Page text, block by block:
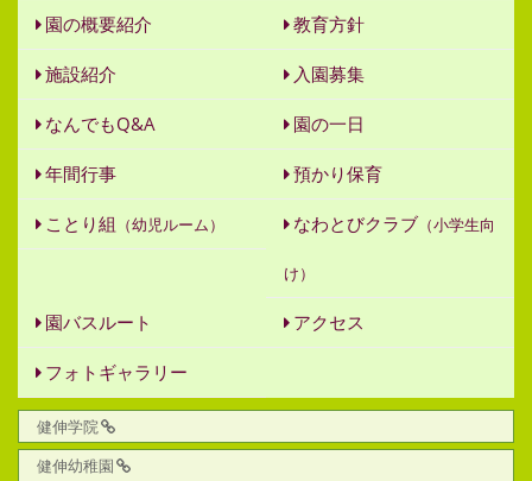
園の概要紹介 教育方針
施設紹介 入園募集
なんでもQ&A 園の一日
年間行事 預かり保育
ことり組 （幼児ルーム） なわとびクラブ （小学生向
け）
園バスルート アクセス
フォトギャラリー
健伸学院
健伸幼稚園